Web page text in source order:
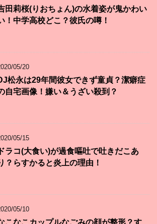
田莉桜(りおちょん)の水着姿が鬼かわい
！中学高校どこ？彼氏の噂！
05/20
松永は29年間彼女できず童貞？潔癖症
自宅画像！嫌い＆うざい殺到？
05/15
ドラコ(大食い)が過食嘔吐で吐きだこあ
？らすかると炎上の理由！
05/10
こなこカップルなごみの顔が整形？す